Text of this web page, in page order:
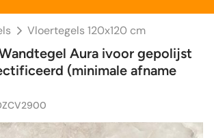
Vloertegels 120x120 cm
Aura ivoor gepolijst
(minimale afname